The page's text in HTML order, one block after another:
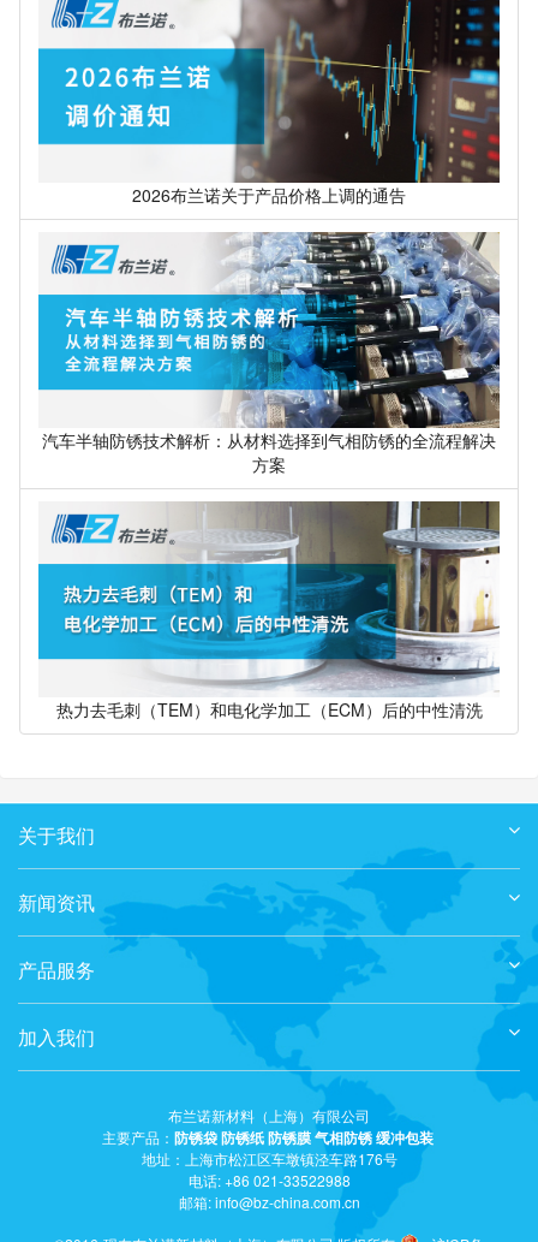
2026布兰诺关于产品价格上调的通告
汽车半轴防锈技术解析：从材料选择到气相防锈的全流程解决
方案
热力去毛刺（TEM）和电化学加工（ECM）后的中性清洗
关于我们
新闻资讯
产品服务
加入我们
布兰诺新材料（上海）有限公司
主要产品： 防锈袋防锈纸防锈膜气相防锈缓冲包装
地址：上海市松江区车墩镇泾车路176号
电话: +86 021-33522988
邮箱: info@bz-china.com.cn